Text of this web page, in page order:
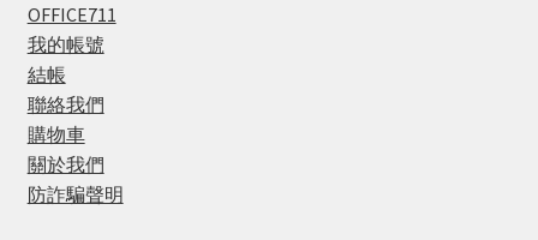
OFFICE711
我的帳號
結帳
聯絡我們
購物車
關於我們
防詐騙聲明